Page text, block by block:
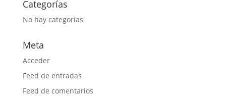
Categorías
No hay categorías
Meta
Acceder
Feed de entradas
Feed de comentarios